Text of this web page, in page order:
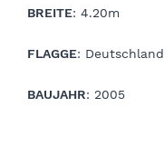
BREITE: 4.20m
FLAGGE: Deutschland
BAUJAHR: 2005